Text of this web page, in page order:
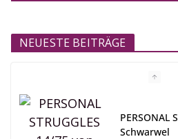
NEUESTE BEITRÄGE
PERSONAL
Schwarwel